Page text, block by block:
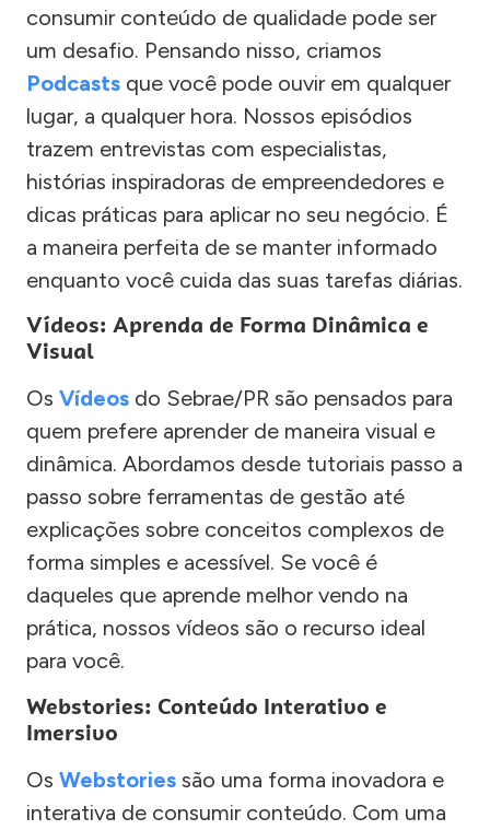
consumir conteúdo de qualidade pode ser
um desafio. Pensando nisso, criamos
Podcasts que você pode ouvir em qualquer
lugar, a qualquer hora. Nossos episódios
trazem entrevistas com especialistas,
histórias inspiradoras de empreendedores e
dicas práticas para aplicar no seu negócio. É
a maneira perfeita de se manter informado
enquanto você cuida das suas tarefas diárias.
Vídeos: Aprenda de Forma Dinâmica e
Visual
Os Vídeos do Sebrae/PR são pensados para
quem prefere aprender de maneira visual e
dinâmica. Abordamos desde tutoriais passo a
passo sobre ferramentas de gestão até
explicações sobre conceitos complexos de
forma simples e acessível. Se você é
daqueles que aprende melhor vendo na
prática, nossos vídeos são o recurso ideal
para você.
Webstories: Conteúdo Interativo e
Imersivo
Os Webstories são uma forma inovadora e
interativa de consumir conteúdo. Com uma